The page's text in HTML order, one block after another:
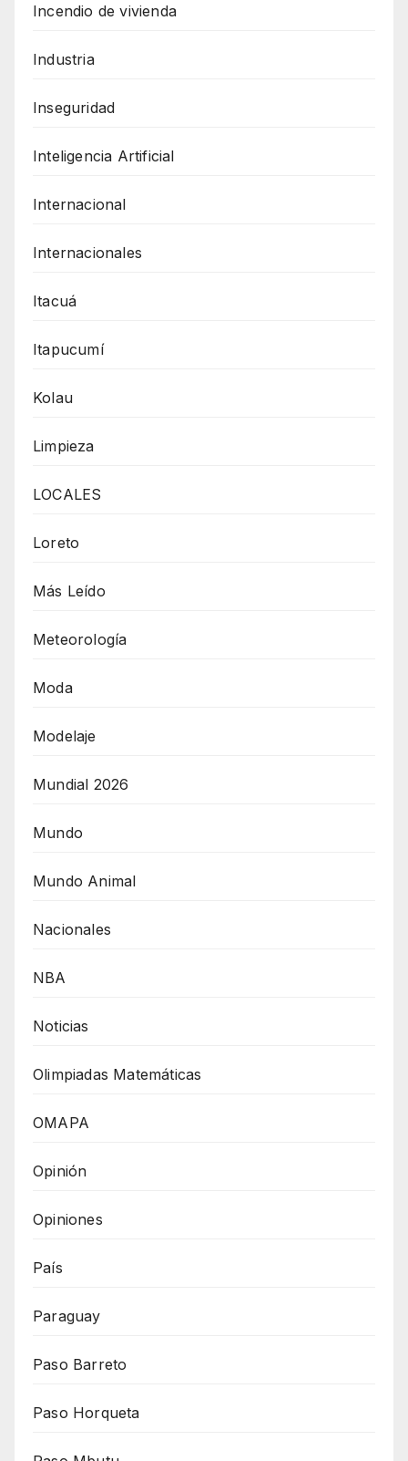
Incendio de vivienda
Industria
Inseguridad
Inteligencia Artificial
Internacional
Internacionales
Itacuá
Itapucumí
Kolau
Limpieza
LOCALES
Loreto
Más Leído
Meteorología
Moda
Modelaje
Mundial 2026
Mundo
Mundo Animal
Nacionales
NBA
Noticias
Olimpiadas Matemáticas
OMAPA
Opinión
Opiniones
País
Paraguay
Paso Barreto
Paso Horqueta